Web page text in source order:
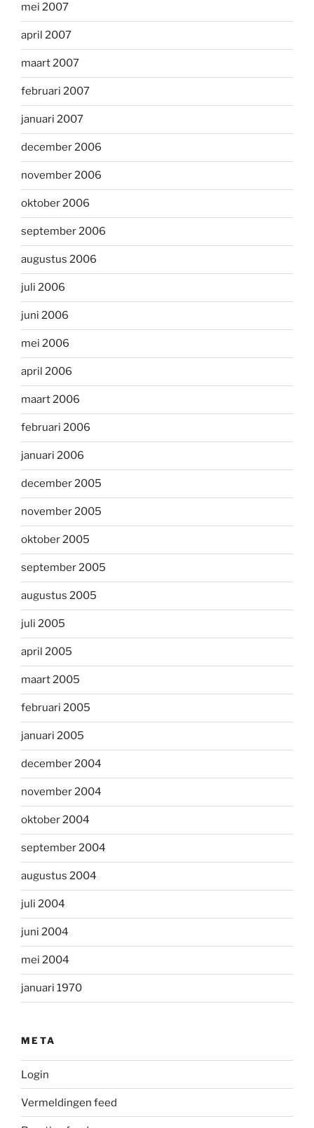
mei 2007
april 2007
maart 2007
februari 2007
januari 2007
december 2006
november 2006
oktober 2006
september 2006
augustus 2006
juli 2006
juni 2006
mei 2006
april 2006
maart 2006
februari 2006
januari 2006
december 2005
november 2005
oktober 2005
september 2005
augustus 2005
juli 2005
april 2005
maart 2005
februari 2005
januari 2005
december 2004
november 2004
oktober 2004
september 2004
augustus 2004
juli 2004
juni 2004
mei 2004
januari 1970
META
Login
Vermeldingen feed